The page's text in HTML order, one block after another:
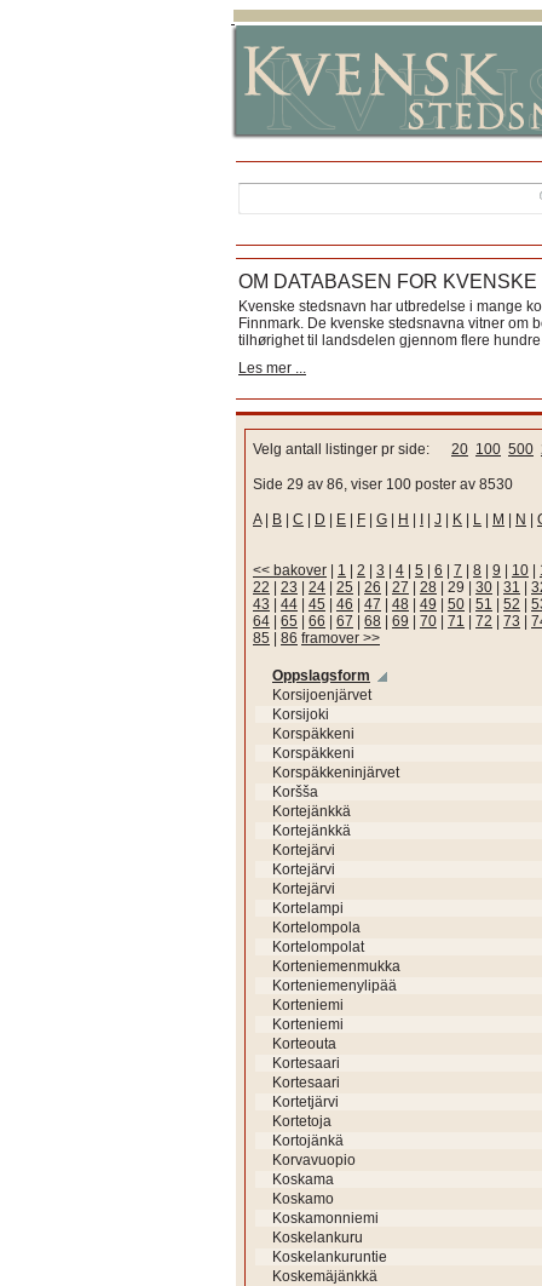
OM DATABASEN FOR
Kvenske stedsnavn har utbredelse i mange
Finnmark. De kvenske stedsnavna vitner om
tilhørighet til landsdelen gjennom flere hundre
Les mer ...
Velg antall listinger pr side: 20 100 500
Side 29 av 86, viser 100 poster av 8530
A| B C D E F G H J K L M N
<< bakover 1 2 3 4 5 6 7 8 9 10
22
23 24 25 26 27 28 29 30 31
43
44 45 46 47 48 49 50 51 52
64
65 66 67 68 69 70 71 72 73
85
86 framover >>
Oppslagsform
Korsijoenjärvet
Korsijoki
Korspäkkeni
Korspäkkeni
Korspäkkeninjärvet
Koršša
Kortejänkkä
Kortejänkkä
Kortejärvi
Kortejärvi
Kortejärvi
Kortelampi
Kortelompola
Kortelompolat
Korteniemenmukka
Korteniemenylipää
Korteniemi
Korteniemi
Korteouta
Kortesaari
Kortesaari
Kortetjärvi
Kortetoja
Kortojänkä
Korvavuopio
Koskama
Koskamo
Koskamonniemi
Koskelankuru
Koskelankuruntie
Koskemäjänkkä